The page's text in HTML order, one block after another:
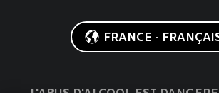
FRANCE -